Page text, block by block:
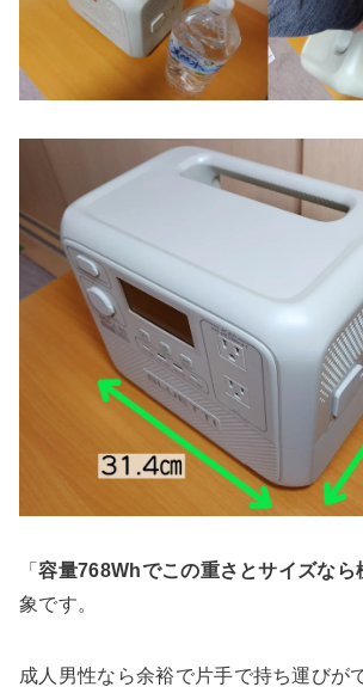
「容量768Whでこの重さとサイズなら
象です。
成人男性なら余裕で片手で持ち運びが